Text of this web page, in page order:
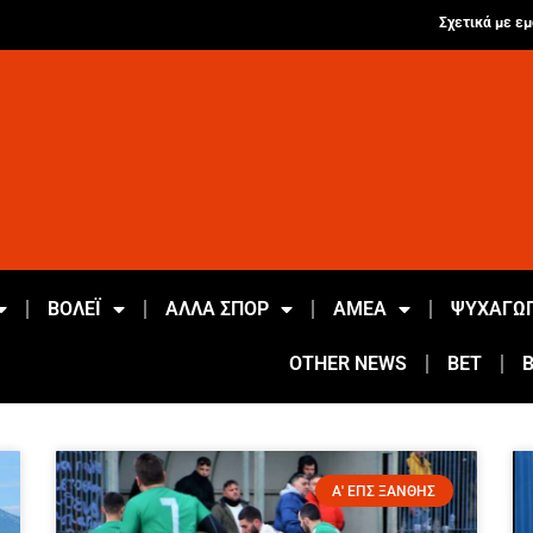
Σχετικά με
ΒΟΛΕΪ ΑΛΛΑ ΣΠΟΡ ΑΜΕΑ
OTHER NEWS BET
Α' ΕΠΣ ΞΑΝΘΗΣ